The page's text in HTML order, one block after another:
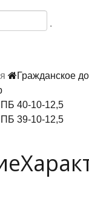
.
Гражданское
40-10-12,5
39-10-12,5